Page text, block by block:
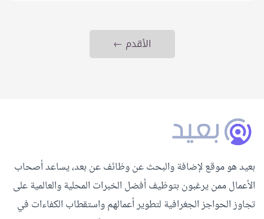
الأقدم ←
بعيد هو موقع لإضافة والبحث عن وظائف عن بعد، يساعد أصحاب
الأعمال ممن يرغبون بتوظيف أفضل الخبرات المحلية والعالمية على
تجاوز الحواجز الجغرافية لتطوير أعمالهم واستقطاب الكفاءات في